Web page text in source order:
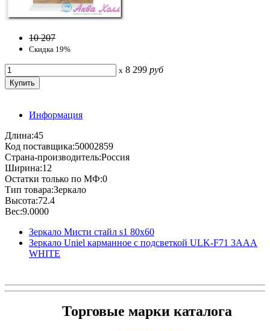
10 207
Скидка 19%
x 8 299 руб
Информация
Длина:45
Код поставщика:50002859
Страна-производитель:Россия
Ширина:12
Остатки только по МФ:0
Тип товара:Зеркало
Высота:72.4
Вес:9.0000
Зеркало Мисти стайл s1 80x60
Зеркало Uniel карманное с подсветкой ULK-F71 3AAA
WHITE
Торговые марки каталога